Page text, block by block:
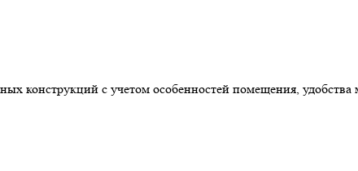
конструкций с учетом особенностей помещения, удобства